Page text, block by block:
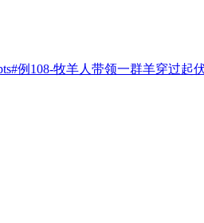
例108-牧羊人带领一群羊穿过